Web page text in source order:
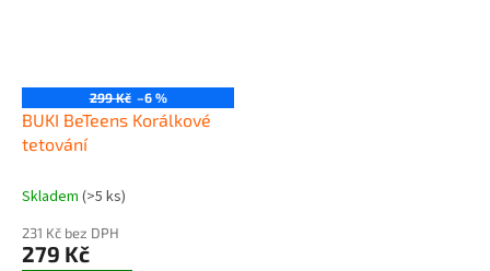
299 Kč –6 %
BUKI BeTeens Korálkové
tetování
Skladem (>5 ks)
231 Kč bez DPH
279 Kč